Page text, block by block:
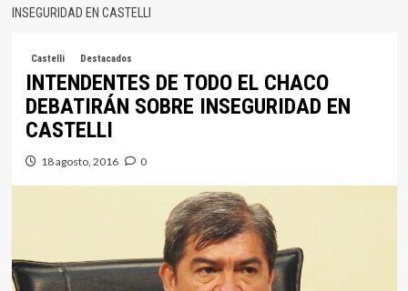
INSEGURIDAD EN CASTELLI
Castelli Destacados
INTENDENTES DE TODO EL CHACO
DEBATIRÁN SOBRE INSEGURIDAD EN
CASTELLI
18 agosto, 2016 0